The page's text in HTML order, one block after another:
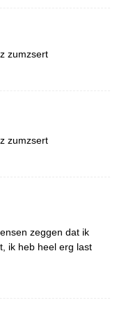
zumzsert
zumzsert
zeggen dat ik
ik heb heel erg last